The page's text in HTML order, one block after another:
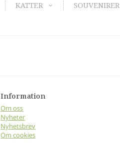
KATTER SOUVENIRER
Information
Om oss
Nyheter
Nyhetsbrev
Om cookies